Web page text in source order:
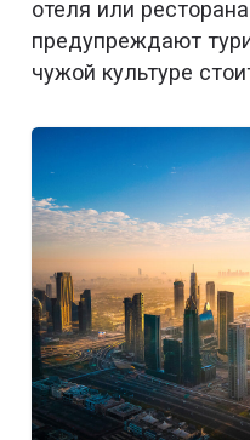
отеля или
предупреждают
чужой культуре